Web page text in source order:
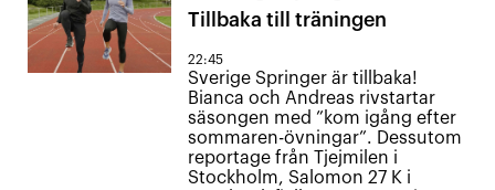
Tillbaka till träningen
22:45
Sverige Springer är tillbaka!
Bianca och Andreas rivstartar
säsongen med ”kom igång efter
sommaren-övningar”. Dessutom
reportage från Tjejmilen i
Stockholm, Salomon 27 K i